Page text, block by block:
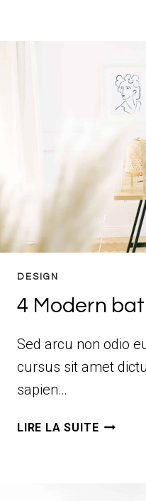
DESIGN
4 Modern
Sed arcu non odio
cursus sit amet
sapien…
LIRE LA SUITE4